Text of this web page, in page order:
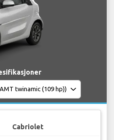
Cabriolet